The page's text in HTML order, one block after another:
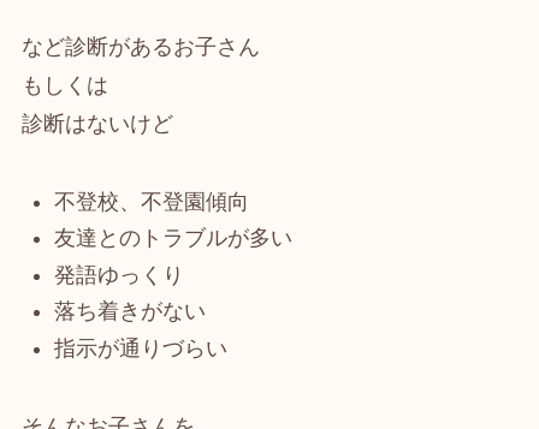
など診断があるお子さん
もしくは
診断はないけど
不登校、不登園傾向
友達とのトラブルが多い
発語ゆっくり
落ち着きがない
指示が通りづらい